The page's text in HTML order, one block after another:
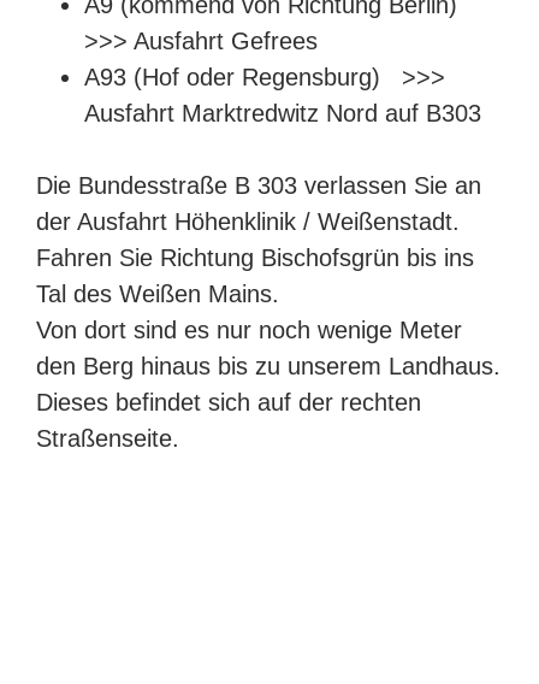
A9 (kommend von Richtung Berlin)
>>> Ausfahrt Gefrees
A93 (Hof oder Regensburg) >>>
Ausfahrt Marktredwitz Nord auf B303
Die Bundesstraße B 303 verlassen Sie an
der Ausfahrt Höhenklinik / Weißenstadt.
Fahren Sie Richtung Bischofsgrün bis ins
Tal des Weißen Mains.
Von dort sind es nur noch wenige Meter
den Berg hinaus bis zu unserem Landhaus.
Dieses befindet sich auf der rechten
Straßenseite.